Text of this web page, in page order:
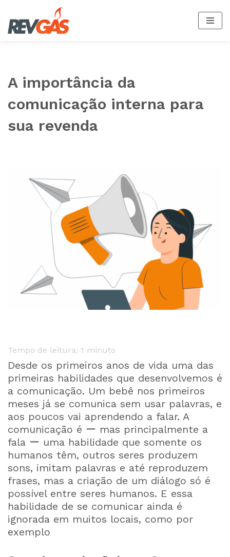
Pular
A importância da
comunicação interna para
sua revenda
Tempo de leitura: 1 minuto
Desde os primeiros anos de vida uma das
primeiras habilidades que desenvolvemos é
a comunicação. Um bebê nos primeiros
meses já se comunica sem usar palavras, e
aos poucos vai aprendendo a falar. A
comunicação é ー mas principalmente a
fala ー uma habilidade que somente os
humanos têm, outros seres produzem
sons, imitam palavras e até reproduzem
frases, mas a criação de um diálogo só é
possível entre seres humanos. E essa
habilidade de se comunicar ainda é
ignorada em muitos locais, como por
exemplo